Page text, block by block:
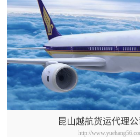
昆山越航货运代理
http://